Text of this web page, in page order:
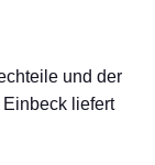
und der
liefert